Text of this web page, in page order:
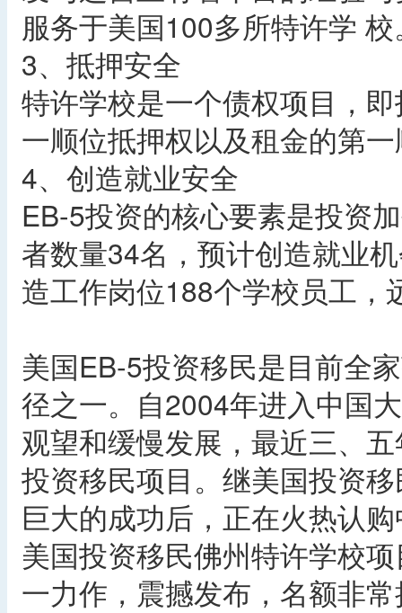
服务于美国100多所特许学 校
3、抵押安全
特许学校是一个债权项目，
一顺位抵押权以及租金的第
4、创造就业安全
EB-5投资的核心要素是投资
者数量34名，预计创造就业
造工作岗位188个学校员工，
美国EB-5投资移民是目前全
径之一。自2004年进入中国
观望和缓慢发展，最近三、
投资移民项目。继美国投资
巨大的成功后，正在火热认
美国投资移民佛州特许学校
一力作，震撼发布，名额非